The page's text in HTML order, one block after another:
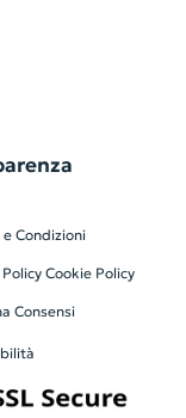
Condizioni
Cookie Policy
Consensi